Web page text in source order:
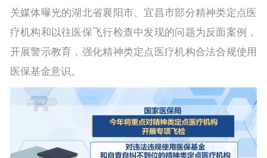
关媒体曝光的湖北省襄阳市、宜昌市部分精神类定点医
疗机构和以往医保飞行检查中发现的问题为反面案例，
开展警示教育，强化精神类定点医疗机构合法合规使用
医保基金意识。